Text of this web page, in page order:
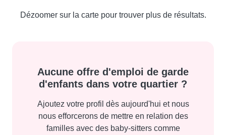
Dézoomer sur la carte pour trouver plus de résultats.
Aucune offre d'emploi de garde
d'enfants dans votre quartier ?
Ajoutez votre profil dès aujourd'hui et nous
nous efforcerons de mettre en relation des
familles avec des baby-sitters comme